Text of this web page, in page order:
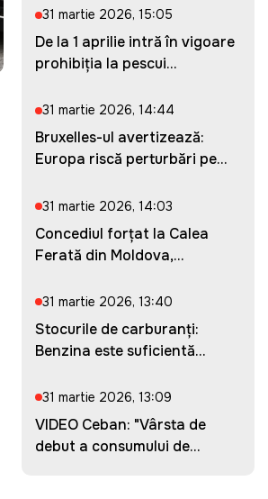
31 martie 2026, 15:05
De la 1 aprilie intră în vigoare
prohibiția la pescui...
31 martie 2026, 14:44
Bruxelles-ul avertizează:
Europa riscă perturbări pe...
31 martie 2026, 14:03
Concediul forțat la Calea
Ferată din Moldova,
31 martie 2026, 13:40
Stocurile de carburanți:
Benzina este suficientă
31 martie 2026, 13:09
VIDEO Ceban: "Vârsta de
debut a consumului de